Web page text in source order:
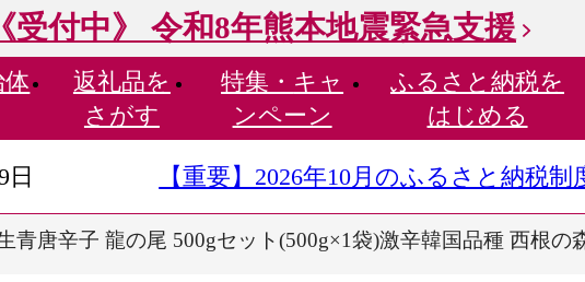
《受付中》 令和8年熊本地震緊急支援
体
返礼品を
さがす
特集・ キャ
ンペーン
ふるさと納税を
はじめる
日 【重要】2026年10月のふるさと納税
青唐辛子 龍の尾 500gセット(500g×1袋)激辛韓国品種 西根の